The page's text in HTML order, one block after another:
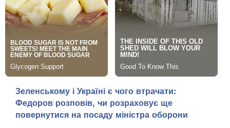
Зеленському і Україні є чого втрачати:
Федоров розповів, чи розраховує ще
повернутися на посаду міністра оборони